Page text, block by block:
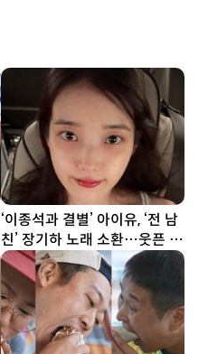
‘이종석과 결별’ 아이유, ‘전 남
친’ 장기하 노래 소환…웃픈 타
이밍